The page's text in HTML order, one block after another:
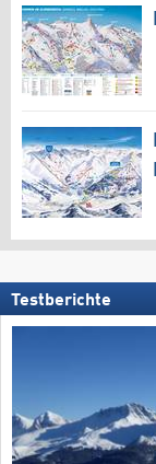
Testberichte